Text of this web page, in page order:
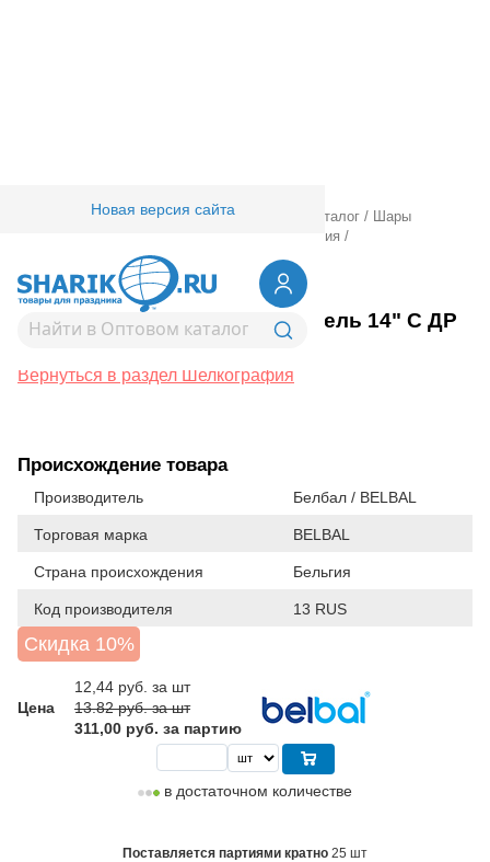
Новая версия сайта
Товары для праздника/ Оптовый каталог /
Шары
Шелкография /
1103-3269Шелкография пастель 14" С ДР
Вернуться в раздел Шелкография
Происхождение товара
Производитель Белбал / BELBAL
Торговая марка BELBAL
Страна происхождения Бельгия
Код производителя 13 RUS
Скидка 10%
Цена
12,44 руб. за шт
13.82 руб. за шт
311,00 руб. за партию
в достаточном количестве
Поставляется партиями кратно 25 шт